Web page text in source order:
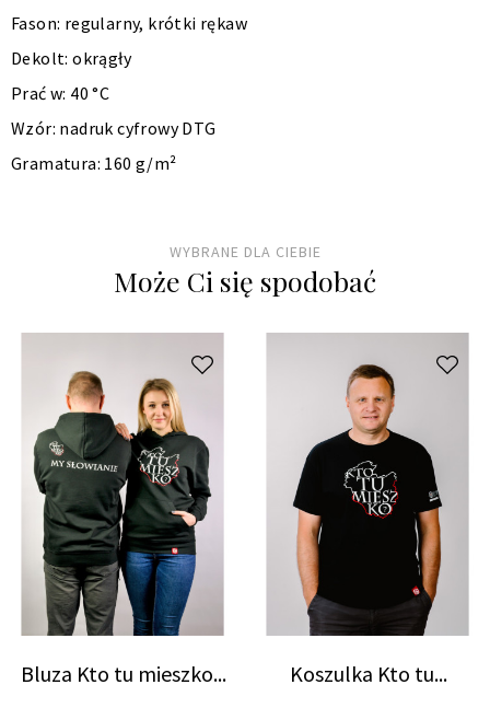
Fason: regularny, krótki rękaw
Dekolt: okrągły
Prać w: 40 °C
Wzór: nadruk cyfrowy DTG
Gramatura: 160 g/m²
WYBRANE DLA CIEBIE
Może Ci się spodobać
Bluza Kto tu mieszko...
Koszulka Kto tu...